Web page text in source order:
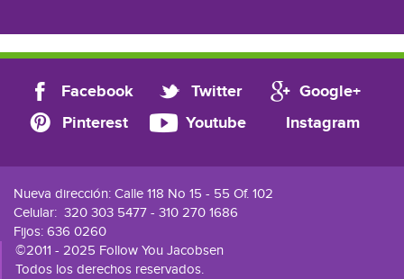
Facebook Twitter
Google+
Pinterest
Youtube Instagram
Nueva dirección: Calle 118 No 15 - 55 Of. 102
Celular: 320 303 5477 - 310 270 1686
Fijos: 636 0260
©2011 - 2025 Follow You Jacobsen
Todos los derechos reservados.